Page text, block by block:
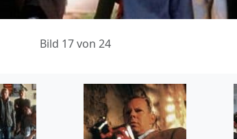
Bild 17 von 24